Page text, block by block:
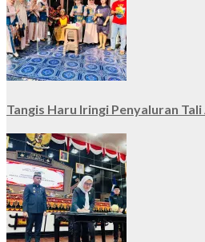
Tangis Haru Iringi Penyaluran